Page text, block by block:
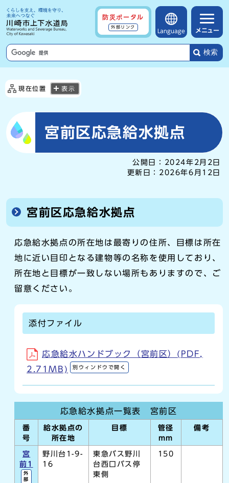
防災ポータル
外部リンク
Language メニュー
検索
現在位置 表示
宮前区応急給水拠点
公開日：
2024年2月2日
更新日： 2026年6月12日
宮前区応急給水拠点
応急給水拠点の所在地は最寄りの住所、目標は所在
地に近い目印となる建物等の名称を使用しており、
所在地と目標が一致しない場所もありますので、ご
留意ください。
添付ファイル
応急給水ハンドブック（宮前区）(PDF,
2.71MB)
別ウィンドウで開く
応急給水拠点一覧表 宮前区
番
号
給水拠点の
所在地
目標
管径
mm
備考
宮
前1
外
部
野川台1-9-
16
東急バス野川
台西口バス停
東側
150